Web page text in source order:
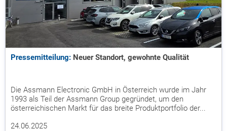
Pressemitteilung: Neuer Standort, gewohnte Qualität
Die Assmann Electronic GmbH in Österreich wurde im Jahr
1993 als Teil der Assmann Group gegründet, um den
österreichischen Markt für das breite Produktportfolio der...
24.06.2025